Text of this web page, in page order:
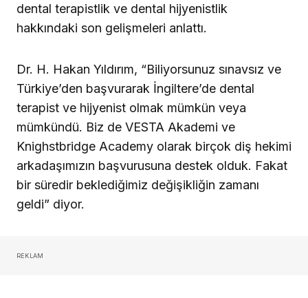
dental terapistlik ve dental hijyenistlik
hakkındaki son gelişmeleri anlattı.
Dr. H. Hakan Yıldırım, “Biliyorsunuz sınavsız ve
Türkiye’den başvurarak İngiltere’de dental
terapist ve hijyenist olmak mümkün veya
mümkündü. Biz de VESTA Akademi ve
Knighstbridge Academy olarak birçok diş hekimi
arkadaşımızın başvurusuna destek olduk. Fakat
bir süredir beklediğimiz değişikliğin zamanı
geldi” diyor.
REKLAM